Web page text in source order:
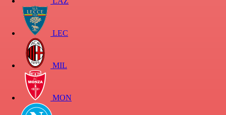
LEC
MIL
MON